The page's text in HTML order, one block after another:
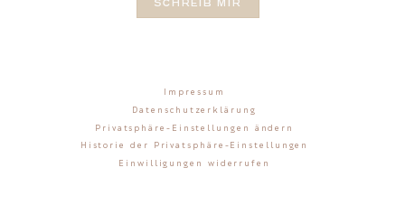
Impressum
Datenschutzerklärung
Privatsphäre-Einstellungen ändern
Historie der Privatsphäre-Einstellungen
Einwilligungen widerrufen
SCHREIB MIR